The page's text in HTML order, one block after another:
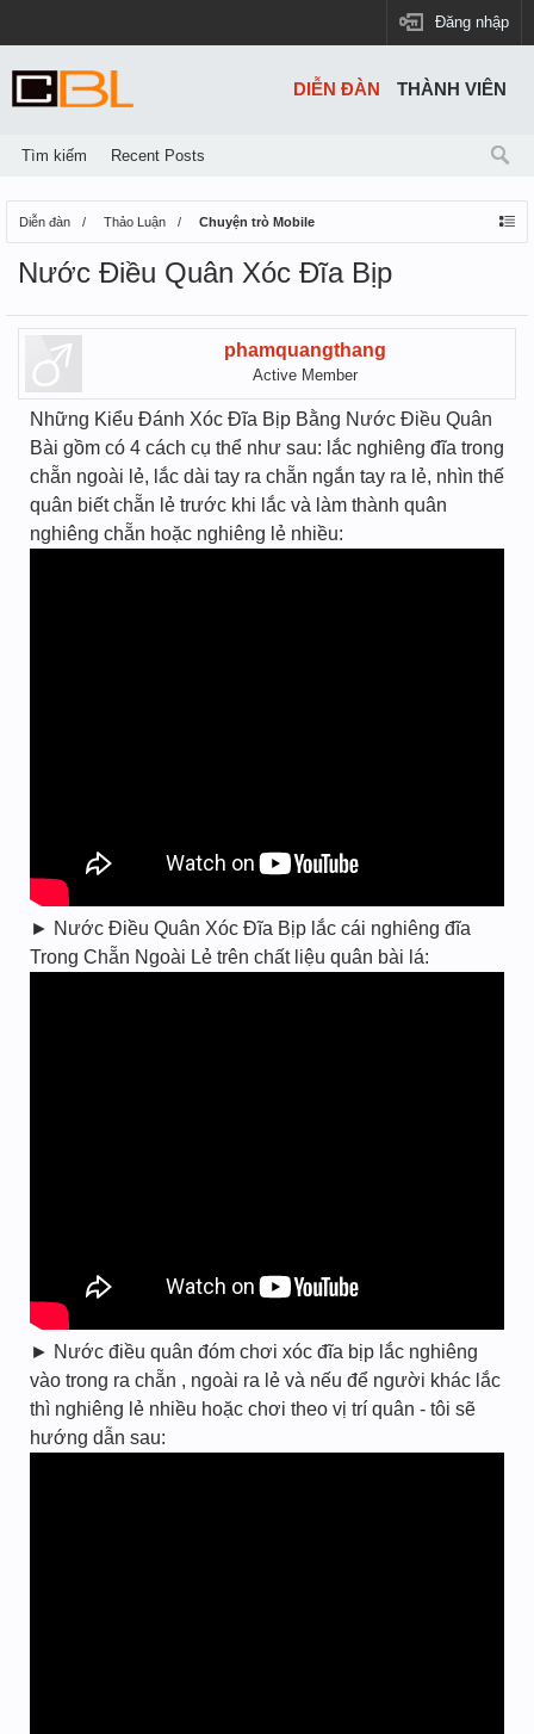
Đăng nhập
Diễn đàn Thảo Luận Chuyện trò Mobile
Nước Điều Quân Xóc Đĩa Bịp
phamquangthang
Active Member
Những Kiểu Đánh Xóc Đĩa Bịp Bằng Nước Điều Quân
Bài gồm có 4 cách cụ thể như sau: lắc nghiêng đĩa trong
chẵn ngoài lẻ, lắc dài tay ra chẵn ngắn tay ra lẻ, nhìn thế
quân biết chẵn lẻ trước khi lắc và làm thành quân
nghiêng chẵn hoặc nghiêng lẻ nhiều:
► Nước Điều Quân Xóc Đĩa Bịp lắc cái nghiêng đĩa
Trong Chẵn Ngoài Lẻ trên chất liệu quân bài lá:
► Nước điều quân đóm chơi xóc đĩa bịp lắc nghiêng
vào trong ra chẵn , ngoài ra lẻ và nếu để người khác lắc
thì nghiêng lẻ nhiều hoặc chơi theo vị trí quân - tôi sẽ
hướng dẫn sau:
DIỄN ĐÀN
Tìm kiếm Recent Posts
THÀNH VIÊN